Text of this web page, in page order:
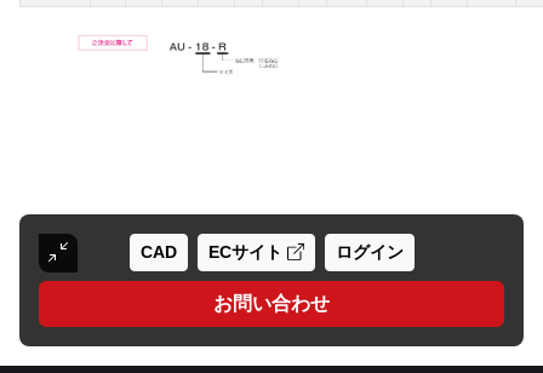
CAD ECサイト ログイン
お問い合わせ